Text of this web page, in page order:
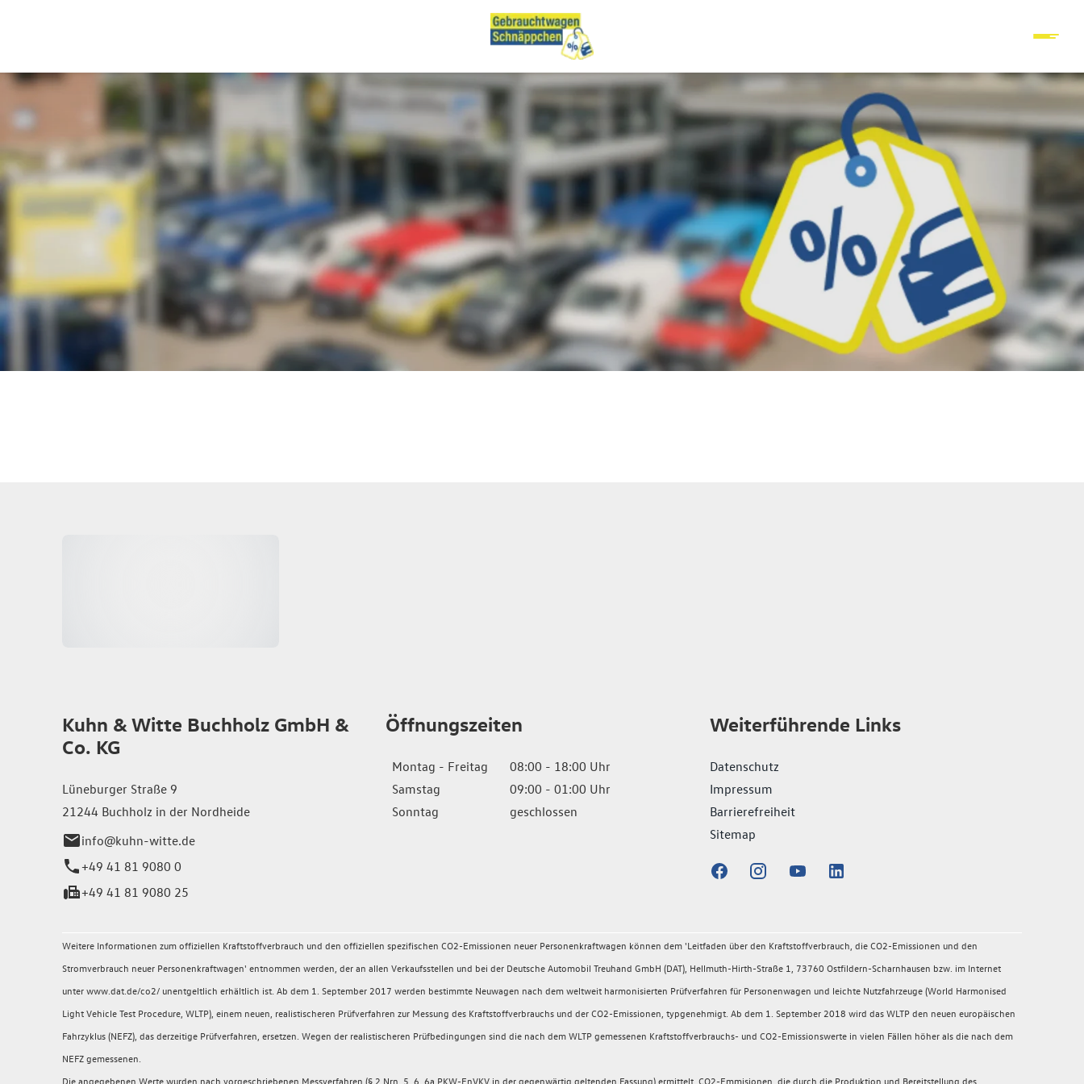
Kuhn & Witte Buchholz GmbH &
Co. KG
Lüneburger Straße 9
21244 Buchholz in der Nordheide
info@kuhn-witte.de
+49 41 81 9080 0
+49 41 81 9080 25
Öffnungszeiten
Montag - Freitag
08:00 - 18:00 Uhr
Samstag
09:00 - 01:00 Uhr
Sonntag
geschlossen
Weiterführende Links
Datenschutz
Impressum
Barrierefreiheit
Sitemap
Weitere Informationen zum offiziellen Kraftstoffverbrauch und den offiziellen spezifischen CO2-Emissionen neuer Personenkraftwagen können dem 'Leitfaden über den Kraftstoffverbrauch, die CO2-Emissionen und den
Stromverbrauch neuer Personenkraftwagen' entnommen werden, der an allen Verkaufsstellen und bei der Deutsche Automobil Treuhand GmbH (DAT), Hellmuth-Hirth-Straße 1, 73760 Ostfildern-Scharnhausen bzw. im Internet
unter www.dat.de/co2/ unentgeltlich erhältlich ist. Ab dem 1. September 2017 werden bestimmte Neuwagen nach dem weltweit harmonisierten Prüfverfahren für Personenwagen und leichte Nutzfahrzeuge (World Harmonised
Light Vehicle Test Procedure, WLTP), einem neuen, realistischeren Prüfverfahren zur Messung des Kraftstoffverbrauchs und der CO2-Emissionen, typgenehmigt. Ab dem 1. September 2018 wird das WLTP den neuen europäischen
Fahrzyklus (NEFZ), das derzeitige Prüfverfahren, ersetzen. Wegen der realistischeren Prüfbedingungen sind die nach dem WLTP gemessenen Kraftstoffverbrauchs- und CO2-Emissionswerte in vielen Fällen höher als die nach dem
NEFZ gemessenen.
Die angegebenen Werte wurden nach vorgeschriebenen Messverfahren (§ 2 Nrn. 5, 6, 6a PKW-EnVKV in der gegenwärtig geltenden Fassung) ermittelt. CO2-Emmisionen, die durch die Produktion und Bereitstellung des